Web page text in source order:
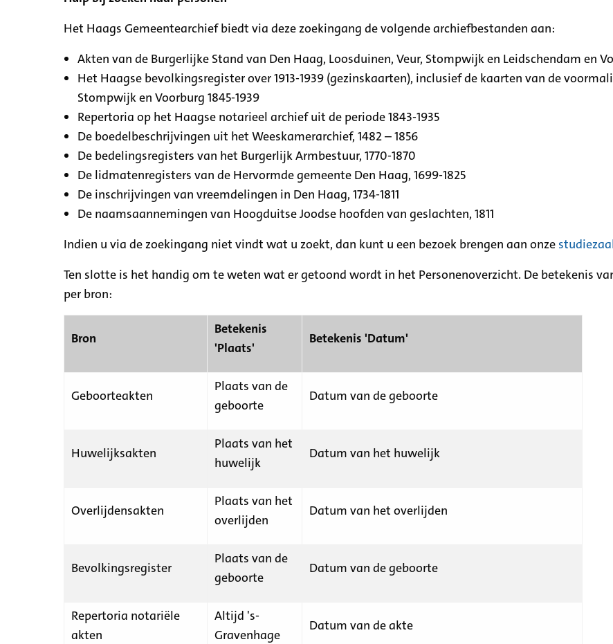
Het Haags Gemeentearchief biedt via deze zoekingang de volgende archiefbestanden aan:
Akten van de Burgerlijke Stand van Den Haag, Loosduinen, Veur, Stompwijk en Leidschendam en
Het Haagse bevolkingsregister over 1913-1939 (gezinskaarten), inclusief de kaarten van de
Stompwijk en Voorburg 1845-1939
Repertoria op het Haagse notarieel archief uit de periode 1843-1935
De boedelbeschrijvingen uit het Weeskamerarchief, 1482 – 1856
De bedelingsregisters van het Burgerlijk Armbestuur, 1770-1870
De lidmatenregisters van de Hervormde gemeente Den Haag, 1699-1825
De inschrijvingen van vreemdelingen in Den Haag, 1734-1811
De naamsaannemingen van Hoogduitse Joodse hoofden van geslachten, 1811
Indien u via de zoekingang niet vindt wat u zoekt, dan kunt u een bezoek brengen aan onze
Ten slotte is het handig om te weten wat er getoond wordt in het Personenoverzicht. De betekenis
per bron:
Bron
Betekenis
'Plaats'
Betekenis 'Datum'
Geboorteakten
Plaats van de
geboorte
Datum van de geboorte
Huwelijksakten
Plaats van het
huwelijk
Datum van het huwelijk
Overlijdensakten
Plaats van het
overlijden
Datum van het overlijden
Bevolkingsregister
Plaats van de
geboorte
Datum van de geboorte
Repertoria notariële
akten
Altijd 's-
Gravenhage
Datum van de akte